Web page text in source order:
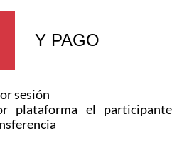
Y PAGO
sesión
plataforma el participante